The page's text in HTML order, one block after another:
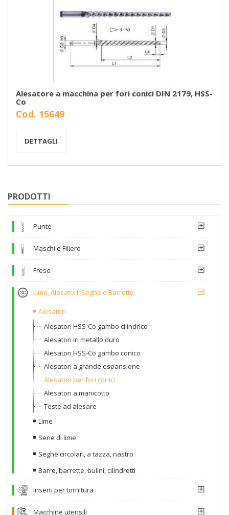
Alesatore a macchina per fori conici DIN 2179, HSS-
Co
Cod. 15649
DETTAGLI
PRODOTTI
Punte
Maschi e Filiere
Frese
Lime, Alesatori, Seghe e Barrette
Alesatori
Alesatori HSS-Co gambo cilindrico
Alesatori in metallo duro
Alesatori HSS-Co gambo conico
Alesatori a grande espansione
Alesatori per fori conici
Alesatori a manicotto
Teste ad alesare
Lime
Serie di lime
Seghe circolari, a tazza, nastro
Barre, barrette, bulini, cilindretti
Inserti per tornitura
Macchine utensili